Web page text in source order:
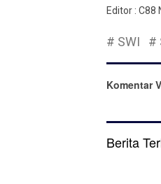
Editor : C88
# SWI #
Komentar
Berita